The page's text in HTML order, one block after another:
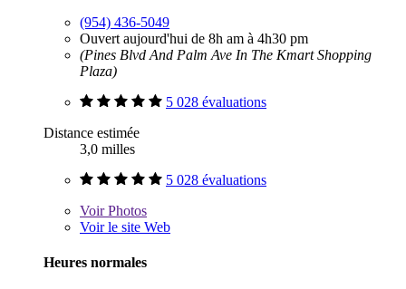
(954) 436-5049
Ouvert aujourd'hui de 8h am à 4h30 pm
(Pines Blvd And Palm Ave In The Kmart Shopping
Plaza)
5 028 évaluations
Distance estimée
3,0 milles
5 028 évaluations
VoirPhotos
Voir le site Web
Heures normales